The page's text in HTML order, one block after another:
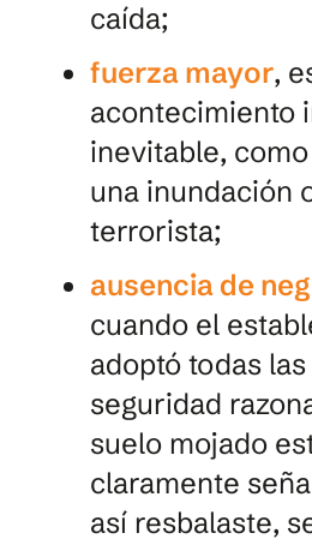
caída;
fuerza mayor,
acontecimiento
inevitable,
una inundación
terrorista;
ausencia de
cuando el
adoptó todas
seguridad
suelo mojado
claramente
así resbalaste,